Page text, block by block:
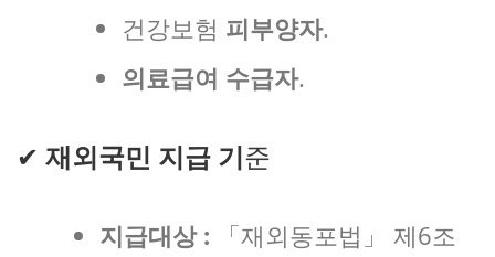
건강보험 피부양자.
의료급여 수급자.
✔ 재외국민 지급 기준
지급대상 : 「재외동포법」 제6조